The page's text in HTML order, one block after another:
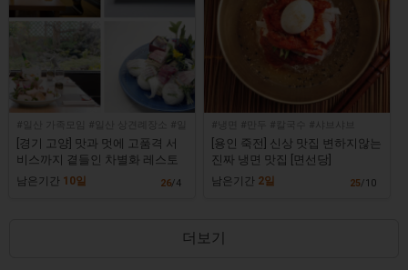
#일산 가족모임 #일산 상견례장소 #일
산 일식집 #일산 데이트 #아소산 일산
본점
[경기 고양] 맛과 멋에 고품격 서
비스까지 곁들인 차별화 레스토
랑입니다! [아소산 일산본점]
남은기간 10일 26/4
#냉면 #만두 #칼국수 #샤브샤브
[용인 죽전] 신상 맛집 변하지않는
진짜 냉면 맛집 [면선당]
남은기간 2일 25/10
더보기